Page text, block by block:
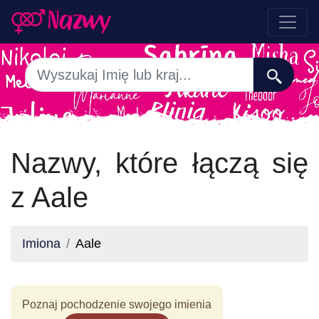
Nazwy, które łączą się
z Aale
Imiona Aale
Poznaj pochodzenie swojego imienia